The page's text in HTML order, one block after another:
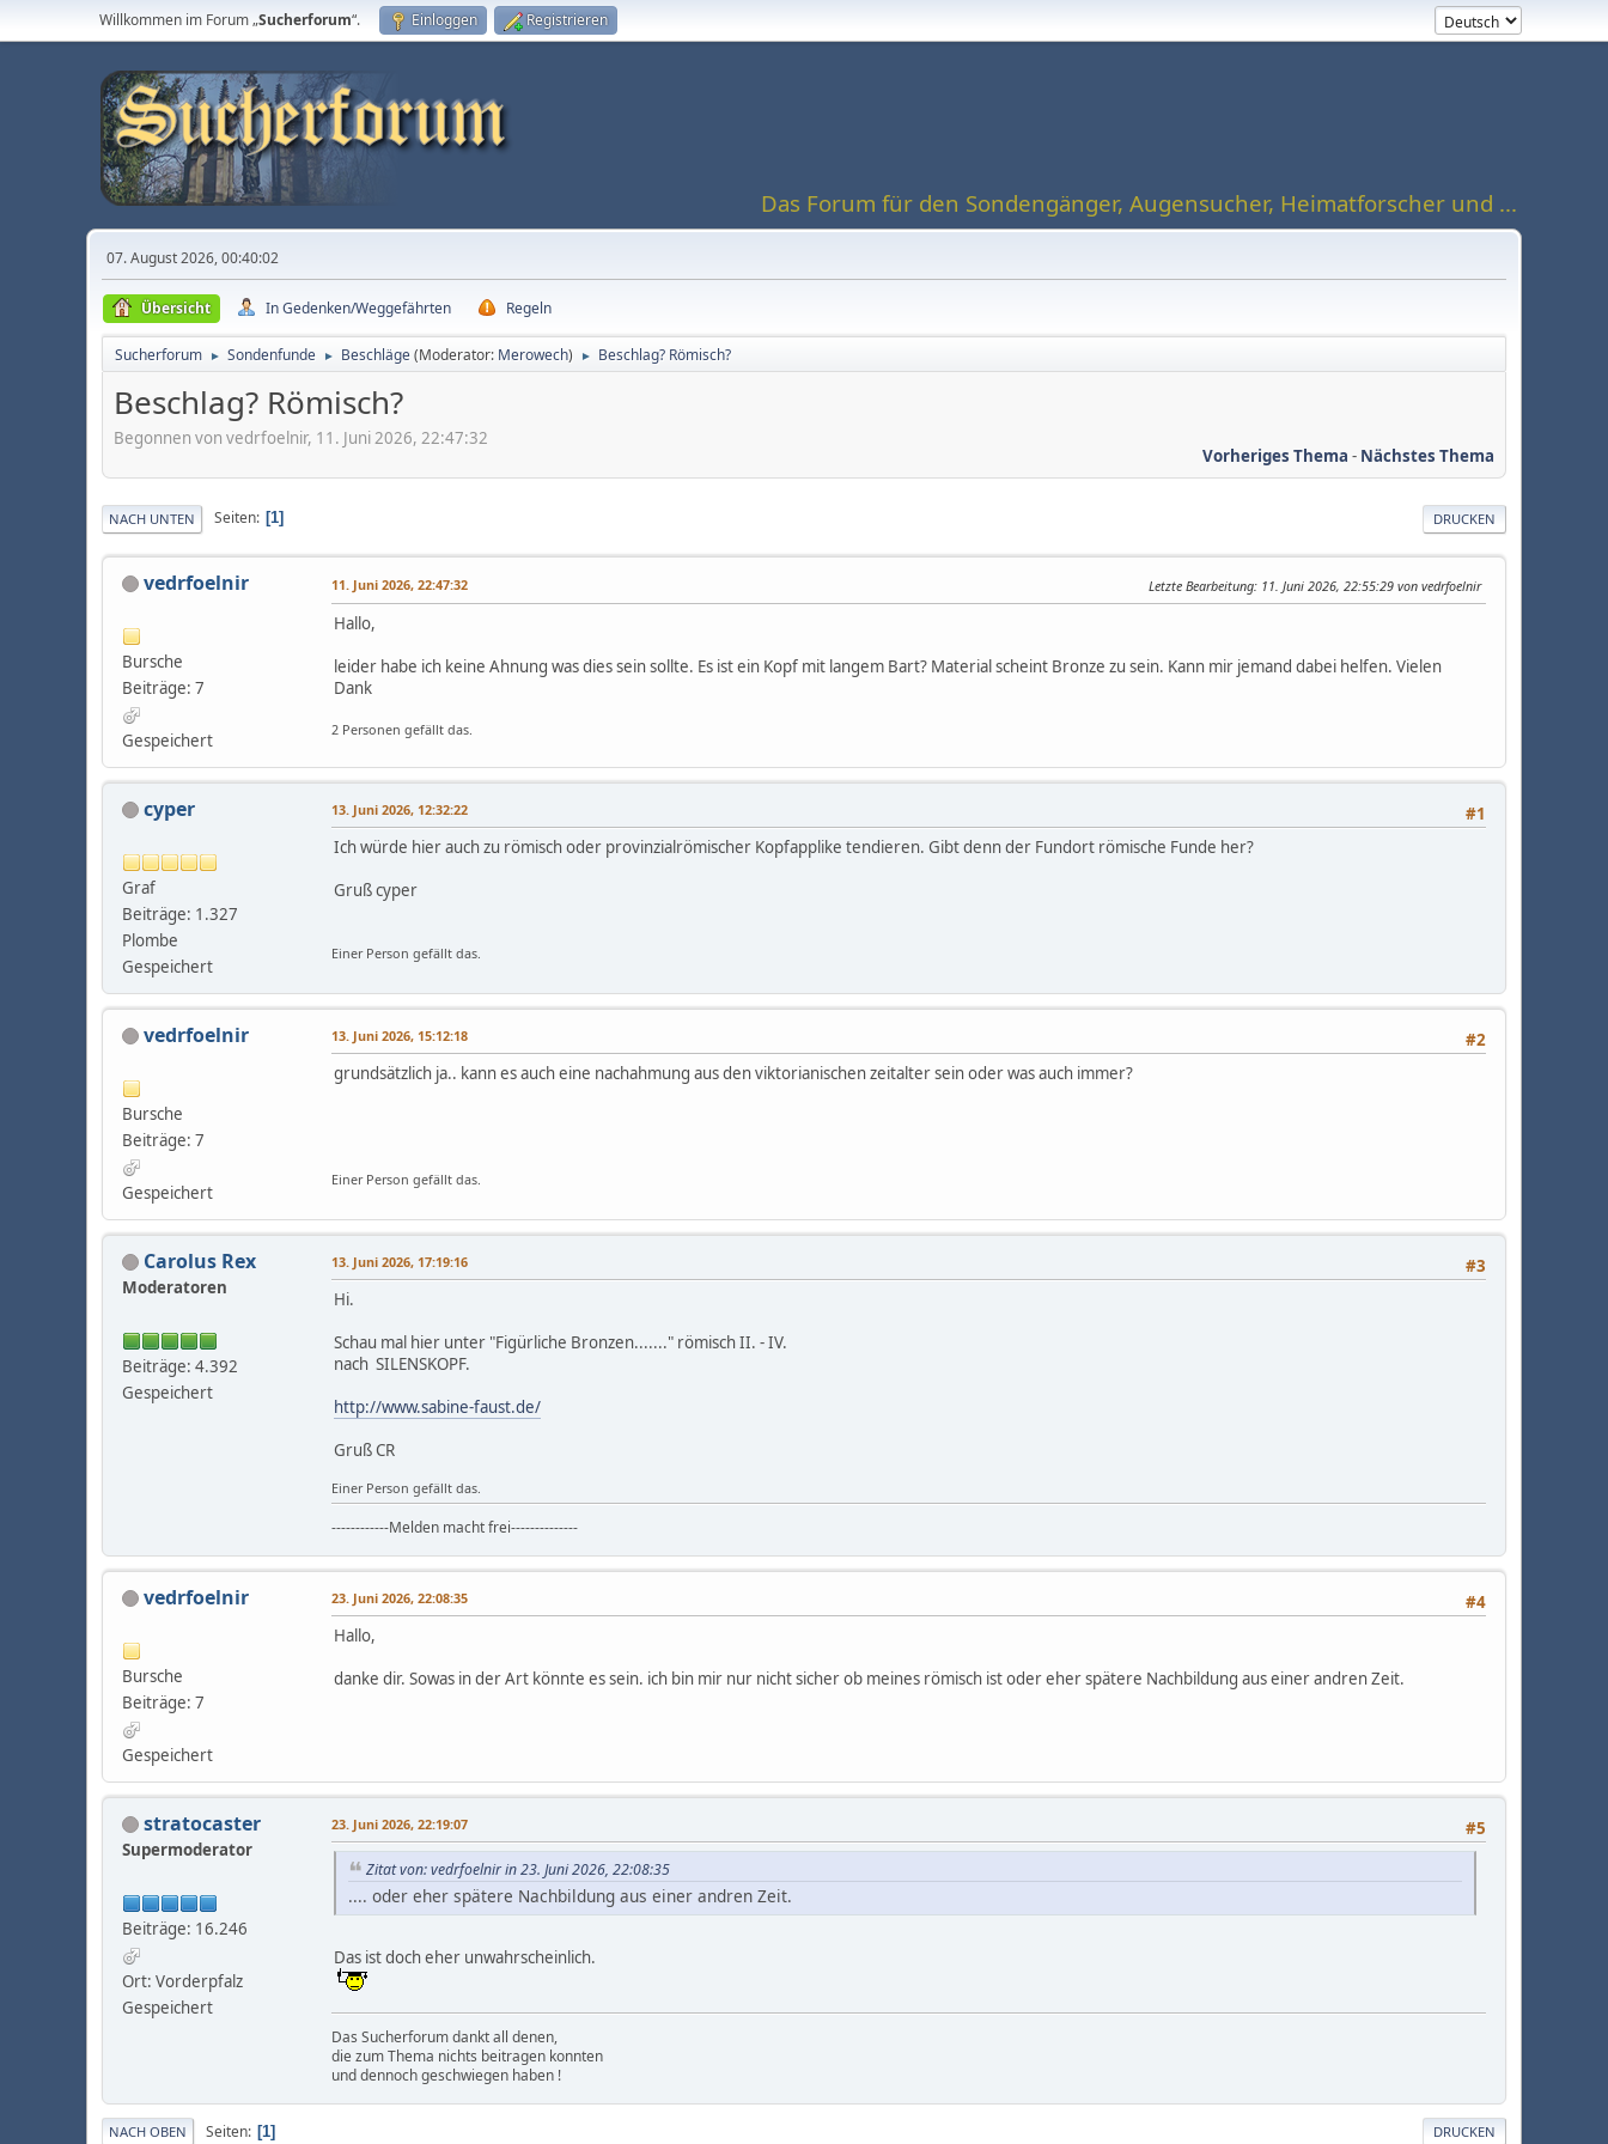
Willkommen im Forum „Sucherforum“. Einloggen Registrieren
Das Forum für den Sondengänger, Augensucher, Heimatforscher und ...
07. August 2026, 00:40:02
Übersicht In Gedenken/Weggefährten Regeln
Sucherforum ► Sondenfunde ► Beschläge(Moderator: Merowech) ► Beschlag? Römisch?
Beschlag? Römisch?
Begonnen von vedrfoelnir, 11. Juni 2026, 22:47:32
Vorheriges Thema - Nächstes Thema
DRUCKEN
NACH UNTEN Seiten 1
vedrfoelnir
Bursche
Beiträge: 7
Gespeichert
11. Juni 2026, 22:47:32 Letzte Bearbeitung: 11. Juni 2026, 22:55:29 von vedrfoelnir
Hallo,
leider habe ich keine Ahnung was dies sein sollte. Es ist ein Kopf mit langem Bart? Material scheint Bronze zu sein. Kann mir jemand dabei helfen. Vielen
Dank
2 Personen gefällt das.
cyper
Graf
Beiträge: 1.327
Plombe
Gespeichert
#1
13. Juni 2026, 12:32:22
Ich würde hier auch zu römisch oder provinzialrömischer Kopfapplike tendieren. Gibt denn der Fundort römische Funde her?
Gruß cyper
Einer Person gefällt das.
vedrfoelnir
Bursche
Beiträge: 7
Gespeichert
#2
13. Juni 2026, 15:12:18
grundsätzlich ja.. kann es auch eine nachahmung aus den viktorianischen zeitalter sein oder was auch immer?
Einer Person gefällt das.
Carolus Rex
Moderatoren
Beiträge: 4.392
Gespeichert
#3
13. Juni 2026, 17:19:16
Hi.
Schau mal hier unter "Figürliche Bronzen......." römisch II. - IV.
nach SILENSKOPF.
http://www.sabine-faust.de/
Gruß CR
Einer Person gefällt das.
------------Melden macht frei--------------
vedrfoelnir
Bursche
Beiträge: 7
Gespeichert
#4
23. Juni 2026, 22:08:35
Hallo,
danke dir. Sowas in der Art könnte es sein. ich bin mir nur nicht sicher ob meines römisch ist oder eher spätere Nachbildung aus einer andren Zeit.
stratocaster
Supermoderator
Beiträge: 16.246
Ort: Vorderpfalz
Gespeichert
#5
23. Juni 2026, 22:19:07
Zitat von: vedrfoelnir in 23. Juni 2026, 22:08:35
.... oder eher spätere Nachbildung aus einer andren Zeit.
Das ist doch eher unwahrscheinlich.
Das Sucherforum dankt all denen,
die zum Thema nichts beitragen konnten
und dennoch geschwiegen haben !
DRUCKEN
NACH OBEN Seiten 1